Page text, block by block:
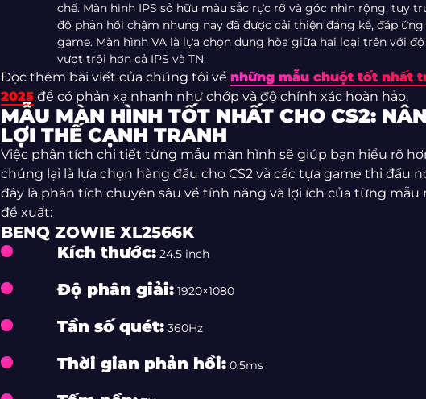
chế. Màn hình IPS sở hữu màu sắc rực rỡ và góc nhìn rộng, tuy
độ phản hồi chậm nhưng nay đã được cải thiện đáng kể, đáp
game. Màn hình VA là lựa chọn dung hòa giữa hai loại trên với
vượt trội hơn cả IPS và TN.
Đọc thêm bài viết của chúng tôi về những mẫu chuột tốt nhất
2025để có phản xạ nhanh như chớp và độ chính xác hoàn hảo.
MẪU MÀN HÌNH TỐT NHẤT CHO CS2:
LỢI THẾ CẠNH TRANH
Việc phân tích chi tiết từng mẫu màn hình sẽ giúp bạn hiểu rõ
chúng lại là lựa chọn hàng đầu cho CS2 và các tựa game thi đấu
đây là phân tích chuyên sâu về tính năng và lợi ích của từng
đề xuất:
BENQ ZOWIE XL2566K
Kích thước:24.5 inch
Độ phân giải:1920×1080
Tần số quét:360Hz
Thời gian phản hồi:0.5ms